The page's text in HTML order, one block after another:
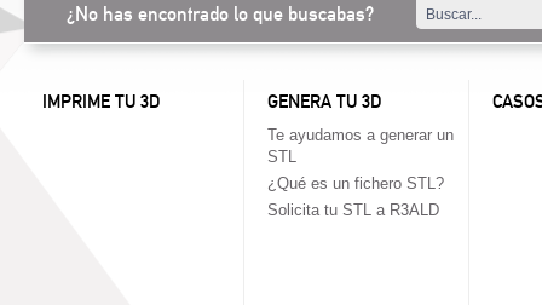
¿No has encontrado lo que buscabas?
IMPRIME TU 3D GENERA TU 3D
Te ayudamos a generar un
STL
¿Qué es un fichero STL?
Solicita tu STL a R3ALD